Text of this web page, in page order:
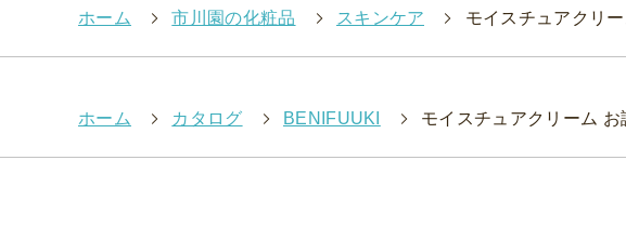
ホーム > 市川園の化粧品 > スキンケア > モイスチュアクリ
ホーム > カタログ > BENIFUUKI > モイスチュアクリーム お